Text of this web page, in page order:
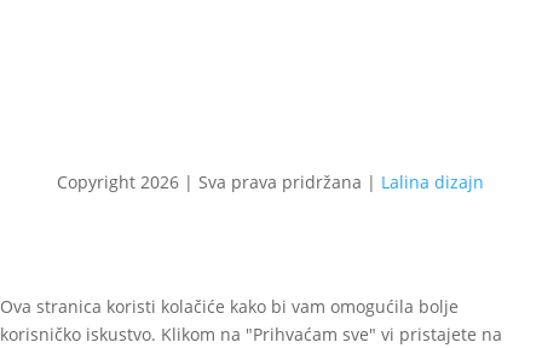
Copyright 2026 | Sva prava pridržana | Lalina dizajn
Ova stranica koristi kolačiće kako bi vam omogućila bolje
korisničko iskustvo. Klikom na "Prihvaćam sve" vi pristajete na